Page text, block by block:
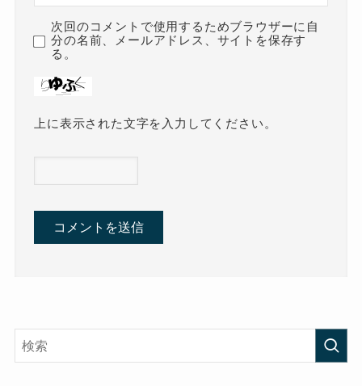
次回のコメントで使用するためブラウザーに自
分の名前、メールアドレス、サイトを保存す
る。
上に表示された文字を入力してください。